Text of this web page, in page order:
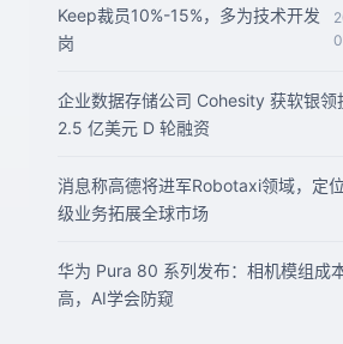
Keep裁员10%-15%，多为技术开发
岗
企业数据存储公司 Cohesity 获软银领
2.5 亿美元 D 轮融资
消息称高德将进军Robotaxi领域，定
级业务拓展全球市场
华为 Pura 80 系列发布：相机模组成
高，AI学会防窥